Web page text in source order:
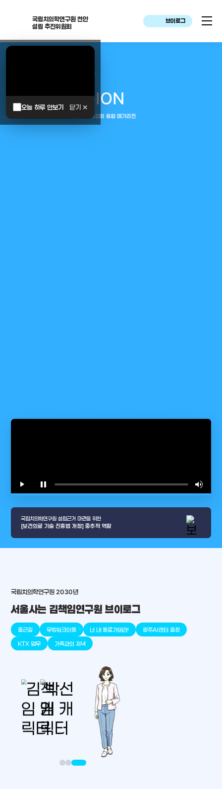
국립치의학연구원 천안
설립 추진위원회
브이로그
오늘 하루 안보기 닫기 ✕
대한민국은 두번이나 약속하였습니다.
MEGAREGION
중부권 전체를 잇는 연구–임상–평가–사업화 융합 메가리전
충청남도place
천안
place
세종
place
판교
place
오송
place
대덕
place
원주
play_arrow pause volume_up
국립치의학연구원 설립근거 마련을 위한
[보건의료 기술 진흥법 개정] 중추적 역할
국립치의학연구원 2030년
서울사는 김책임연구원 브이로그
출근길 무빙워크이동 너 내 동료가돼라! 광주AI센터 출장
KTX 업무 가족과의 저녁